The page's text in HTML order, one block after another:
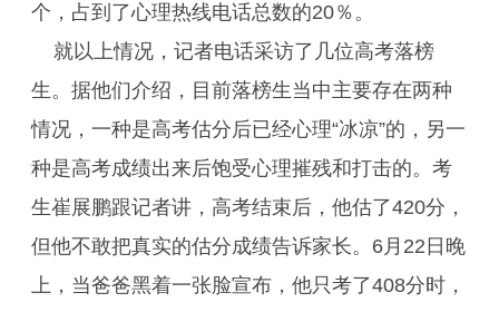
个，占到了心理热线电话总数的20％。
就以上情况，记者电话采访了几位高考落榜
生。据他们介绍，目前落榜生当中主要存在两种
情况，一种是高考估分后已经心理“冰凉”的，另一
种是高考成绩出来后饱受心理摧残和打击的。考
生崔展鹏跟记者讲，高考结束后，他估了420分，
但他不敢把真实的估分成绩告诉家长。6月22日晚
上，当爸爸黑着一张脸宣布，他只考了408分时，